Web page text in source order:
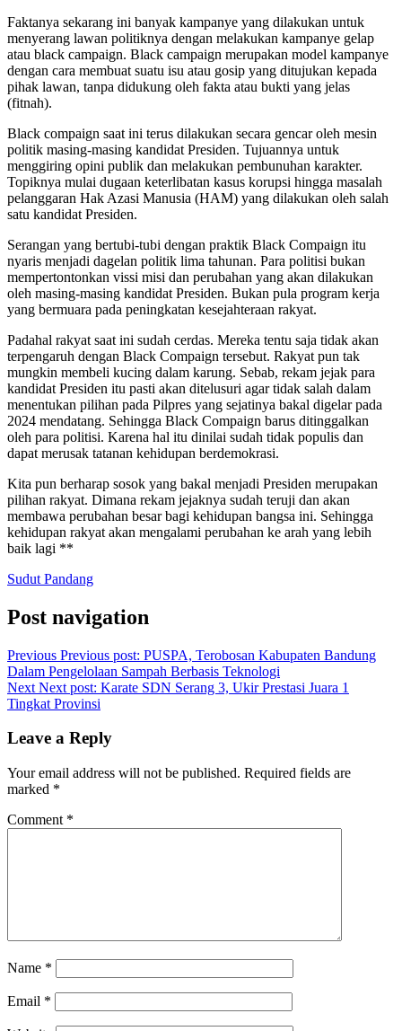
Faktanya sekarang ini banyak kampanye yang dilakukan untuk
menyerang lawan politiknya dengan melakukan kampanye gelap
atau black campaign. Black campaign merupakan model kampanye
dengan cara membuat suatu isu atau gosip yang ditujukan kepada
pihak lawan, tanpa didukung oleh fakta atau bukti yang jelas
(fitnah).
Black compaign saat ini terus dilakukan secara gencar oleh mesin
politik masing-masing kandidat Presiden. Tujuannya untuk
menggiring opini publik dan melakukan pembunuhan karakter.
Topiknya mulai dugaan keterlibatan kasus korupsi hingga masalah
pelanggaran Hak Azasi Manusia (HAM) yang dilakukan oleh salah
satu kandidat Presiden.
Serangan yang bertubi-tubi dengan praktik Black Compaign itu
nyaris menjadi dagelan politik lima tahunan. Para politisi bukan
mempertontonkan vissi misi dan perubahan yang akan dilakukan
oleh masing-masing kandidat Presiden. Bukan pula program kerja
yang bermuara pada peningkatan kesejahteraan rakyat.
Padahal rakyat saat ini sudah cerdas. Mereka tentu saja tidak akan
terpengaruh dengan Black Compaign tersebut. Rakyat pun tak
mungkin membeli kucing dalam karung. Sebab, rekam jejak para
kandidat Presiden itu pasti akan ditelusuri agar tidak salah dalam
menentukan pilihan pada Pilpres yang sejatinya bakal digelar pada
2024 mendatang. Sehingga Black Compaign barus ditinggalkan
oleh para politisi. Karena hal itu dinilai sudah tidak populis dan
dapat merusak tatanan kehidupan berdemokrasi.
Kita pun berharap sosok yang bakal menjadi Presiden merupakan
pilihan rakyat. Dimana rekam jejaknya sudah teruji dan akan
membawa perubahan besar bagi kehidupan bangsa ini. Sehingga
kehidupan rakyat akan mengalami perubahan ke arah yang lebih
baik lagi **
Sudut Pandang
Post navigation
Previous Previous post: PUSPA, Terobosan Kabupaten Bandung
Dalam Pengelolaan Sampah Berbasis Teknologi
Next Next post: Karate SDN Serang 3, Ukir Prestasi Juara 1
Tingkat Provinsi
Leave a Reply
Your email address will not be published. Required fields are
marked *
Comment *
Name *
Email *